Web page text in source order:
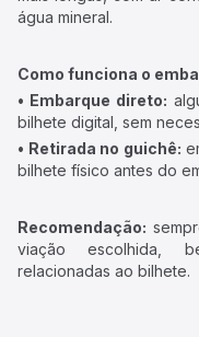
água mineral.
Como funciona o
• Embarque direto:
bilhete digital, sem
• Retirada no guichê:
bilhete físico antes do
Recomendação:
viação escolhida,
relacionadas ao bilhete.